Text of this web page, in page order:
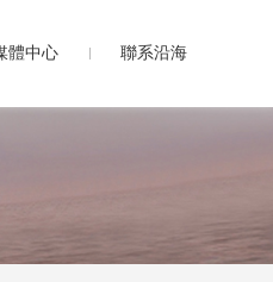
體中心 聯系沿海